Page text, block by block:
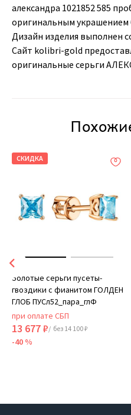
александра 1021852 585
оригинальным
Дизайн изделия выполнен
Сайт kolibri-gold
оригинальные серьги
СКИДКА
Золотые серьги пусеты-
гвоздики с фианитом ГОЛДЕН
ГЛОБ ПУСл52_пара_глФ
при оплате СБП
13 677 ₽/ без 14 100 ₽
-40 %